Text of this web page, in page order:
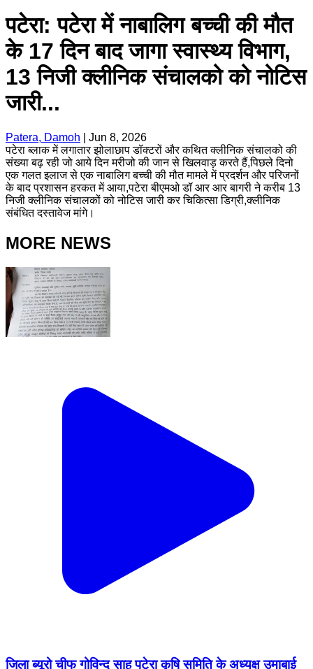
पटेरा: पटेरा में नाबालिग बच्ची की मौत
के 17 दिन बाद जागा स्वास्थ्य विभाग,
13 निजी क्लीनिक संचालको को नोटिस
जारी...
Patera, Damoh
Jun 8, 2026
पटेरा ब्लाक में लगातार झोलाछाप डॉक्टरों और कथित क्लीनिक संचालको की
संख्या बढ़ रही जो आये दिन मरीजो की जान से खिलवाड़ करते हैं,पिछले दिनो
एक गलत इलाज से एक नाबालिग बच्ची की मौत मामले में प्रदर्शन और परिजनों
के बाद प्रशासन हरकत में आया,पटेरा बीएमओ डॉ आर आर बागरी ने करीब 13
निजी क्लीनिक संचालकों को नोटिस जारी कर चिकित्सा डिग्री,क्लीनिक
संबंधित दस्तावेज मांगे।
MORE NEWS
जिला ब्यूरो चीफ गोविन्द साहू पटेरा कृषि समिति के अध्यक्ष उमाबाई